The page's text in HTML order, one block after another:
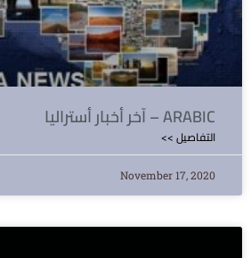
آخر أخبار أستراليا – ARABIC
<< التفاصيل
November 17, 2020